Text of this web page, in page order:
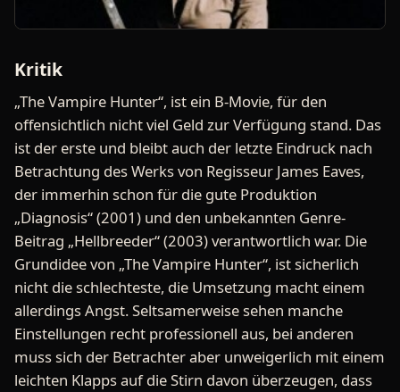
Kritik
„The Vampire Hunter“, ist ein B-Movie, für den
offensichtlich nicht viel Geld zur Verfügung stand. Das
ist der erste und bleibt auch der letzte Eindruck nach
Betrachtung des Werks von Regisseur James Eaves,
der immerhin schon für die gute Produktion
„Diagnosis“ (2001) und den unbekannten Genre-
Beitrag „Hellbreeder“ (2003) verantwortlich war. Die
Grundidee von „The Vampire Hunter“, ist sicherlich
nicht die schlechteste, die Umsetzung macht einem
allerdings Angst. Seltsamerweise sehen manche
Einstellungen recht professionell aus, bei anderen
muss sich der Betrachter aber unweigerlich mit einem
leichten Klapps auf die Stirn davon überzeugen, dass